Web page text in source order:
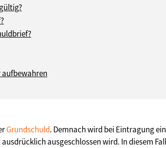
aufbewahren
Grundschuld. Demnach wird bei Eintragung
ausgeschlossen wird. In diesem